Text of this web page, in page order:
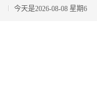
今天是2026-08-08 星期6